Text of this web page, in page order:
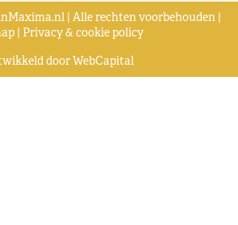
| Alle rechten voorbehouden |
| Privacy & cookie policy
doorWebCapital